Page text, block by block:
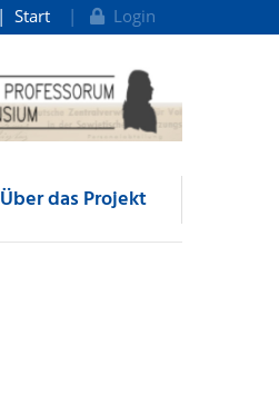
Start Login
Über das Projekt